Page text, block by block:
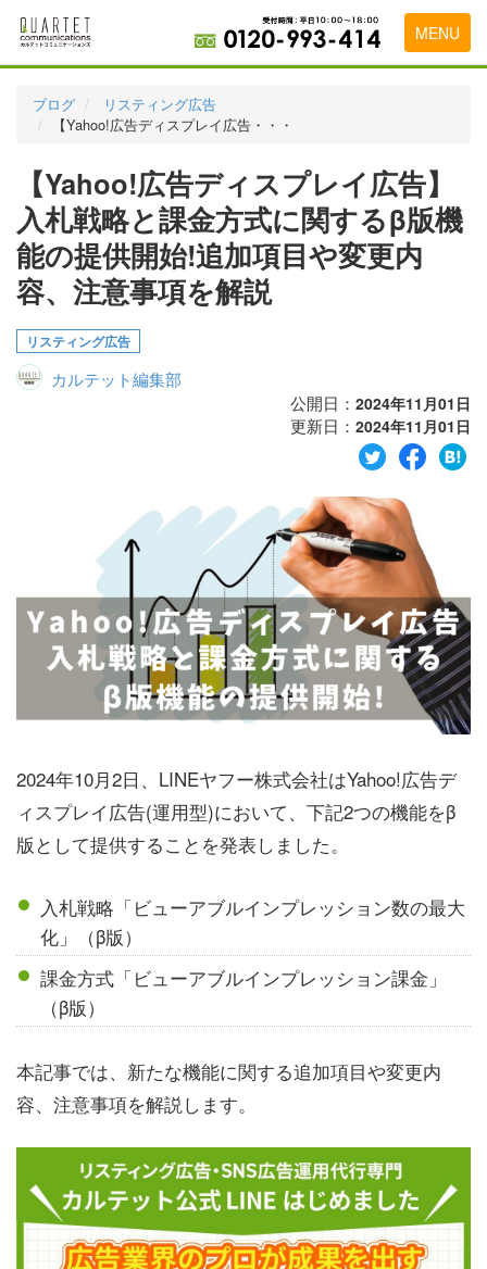
MENU
料金表
実績・お客様の声
初めて導入をお考えの方
代理店の乗り換えをお考えの方
広告代理店・HP制作会社様へ
お申し込みから運用開始までの流れ
ブログ
リスティング広告
【Yahoo!広告ディスプレイ広告・・・
【Yahoo!広告ディスプレイ広告】
入札戦略と課金方式に関するβ版機
能の提供開始!追加項目や変更内
容、注意事項を解説
リスティング広告
カルテット編集部
公開日： 2024年11月01日
更新日： 2024年11月01日
2024年10月2日、LINEヤフー株式会社はYahoo!広告デ
ィスプレイ広告(運用型)において、下記2つの機能をβ
版として提供することを発表しました。
入札戦略「ビューアブルインプレッション数の最大
化」（β版）
課金方式「ビューアブルインプレッション課金」
（β版）
本記事では、新たな機能に関する追加項目や変更内
容、注意事項を解説します。